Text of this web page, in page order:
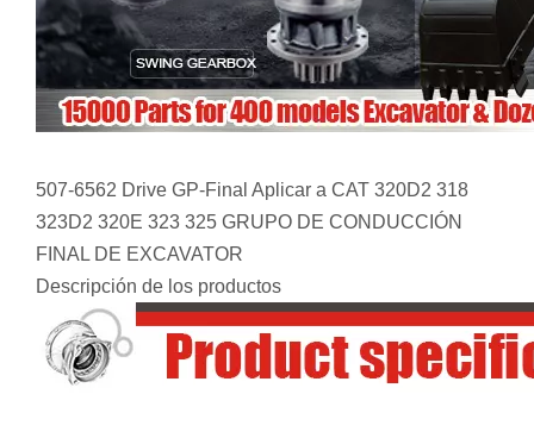
507-6562 Drive GP-Final Aplicar a CAT 320D2 318
323D2 320E 323 325 GRUPO DE CONDUCCIÓN
FINAL DE EXCAVATOR
Descripción de los productos